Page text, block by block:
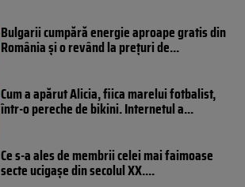
Bulgarii cumpără energie aproape gratis din
România și o revând la prețuri de...
Cum a apărut Alicia, fiica marelui fotbalist,
într-o pereche de bikini. Internetul a...
Ce s-a ales de membrii celei mai faimoase
secte ucigașe din secolul XX....